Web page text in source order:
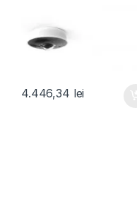
4.446,34 lei